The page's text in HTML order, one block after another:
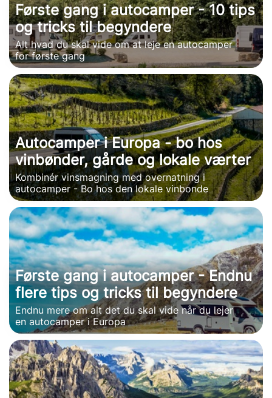
Første gang i autocamper - 10 tips
og tricks til begyndere
Alt hvad du skal vide om at leje en autocamper
for første gang
Autocamper i Europa - bo hos
vinbønder, gårde og lokale værter
Kombinér vinsmagning med overnatning i
autocamper - Bo hos den lokale vinbonde
Første gang i autocamper - Endnu
flere tips og tricks til begyndere
Endnu mere om alt det du skal vide når du lejer
en autocamper i Europa